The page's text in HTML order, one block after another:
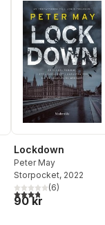
Lockdown
Peter May
Storpocket, 2022
3,8utav 5 stjärnor.
(6)
90 kr